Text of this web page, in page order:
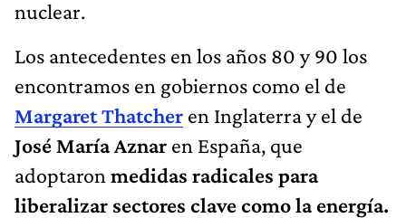
nuclear.
Los antecedentes en los años 80 y 90 los
encontramos en gobiernos como el de
Margaret Thatcher en Inglaterra y el de
José María Aznar en España, que
adoptaron medidas radicales para
liberalizar sectores clave como la energía.